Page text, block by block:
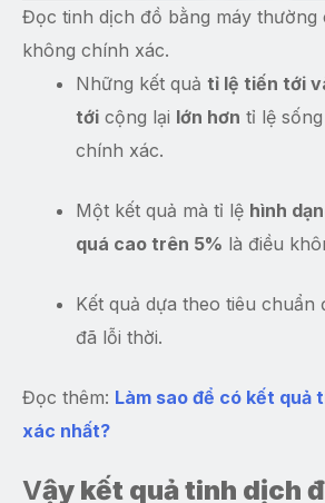
Đọc tinh dịch đồ bằng máy thường
không chính xác.
Những kết quả tỉ lệ tiến tới
tới cộng lại lớn hơn tỉ lệ
chính xác.
Một kết quả mà tỉ lệ hình
quá cao trên 5% là điều
Kết quả dựa theo tiêu chuẩn
đã lỗi thời.
Đọc thêm: Làm sao để có kết quả
xác nhất?
Vậy kết quả tinh dịch